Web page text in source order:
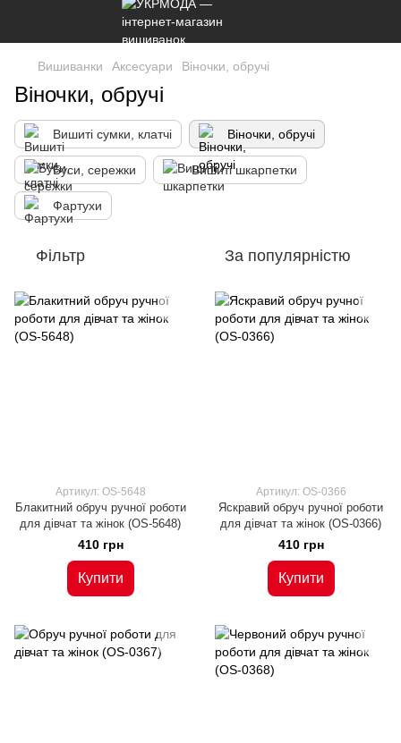
Вишиванки Аксесуари Віночки, обручі
Віночки, обручі
Вишиті сумки, клатчі Віночки, обручі
Буси, сережки Вишиті шкарпетки
Фартухи
Фільтр За популярністю
Артикул: OS-5648
Блакитний обруч ручної роботи
для дівчат та жінок (OS-5648)
410 грн
Купити
Артикул: OS-0366
Яскравий обруч ручної роботи
для дівчат та жінок (OS-0366)
410 грн
Купити